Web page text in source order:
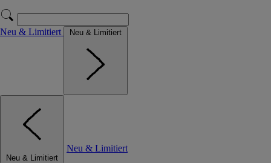
Neu & Limitiert Neu & Limitiert
Neu & Limitiert
Neu & Limitiert